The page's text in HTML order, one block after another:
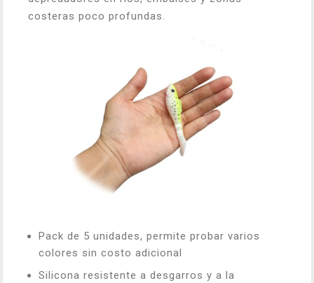
costeras poco profundas.
Pack de 5 unidades, permite probar varios
colores sin costo adicional
Silicona resistente a desgarros y a la